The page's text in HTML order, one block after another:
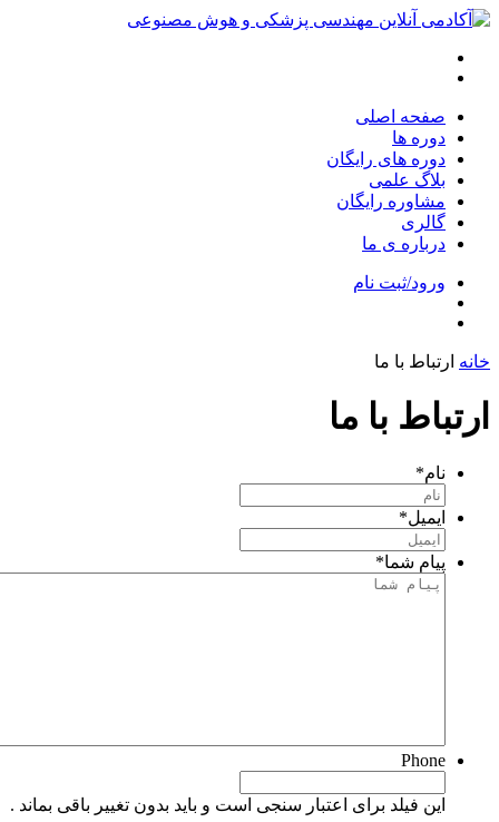
صفحه اصلی
دوره ها
دوره های رایگان
بلاگ علمی
مشاوره رایگان
گالری
درباره ی ما
ورود/ثبت نام
خانه ارتباط با ما
ارتباط با ما
نام*
ایمیل*
پیام شما*
Phone
این فیلد برای اعتبار سنجی است و باید بدون تغییر باقی بماند .